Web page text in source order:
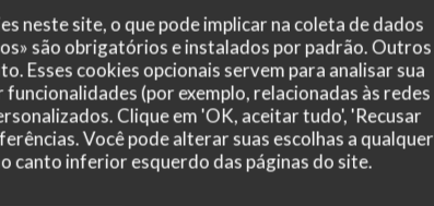
neste site, o que pode implicar na coleta de dados
são obrigatórios e instalados por padrão. Outros
Esses cookies opcionais servem para analisar sua
(por exemplo, relacionadas às redes
Clique em 'OK, aceitar tudo', 'Recusar
Você pode alterar suas escolhas a qualquer
canto inferior esquerdo das páginas do site.